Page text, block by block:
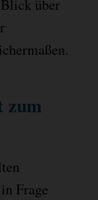
über
zum
Frage